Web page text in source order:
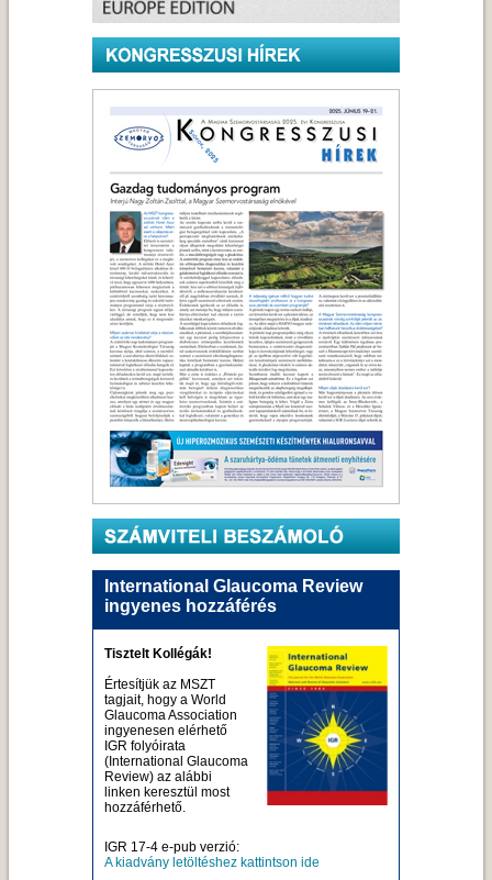
International Glaucoma Review
ingyenes hozzáférés
Tisztelt Kollégák!
Értesítjük az MSZT
tagjait, hogy a World
Glaucoma Association
ingyenesen elérhető
IGR folyóirata
(International Glaucoma
Review) az alábbi
linken keresztül most
hozzáférhető.
IGR 17-4 e-pub verzió:
A kiadvány letöltéshez kattintson ide